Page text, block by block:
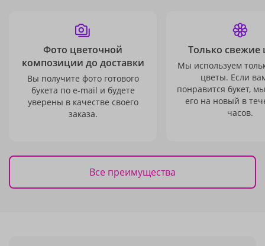
Фото цветочной
композиции до доставки
Вы получите фото готового
букета по e-mail и будете
уверены в качестве своего
заказа.
Только свежие
Мы используем
цветы. Если
понравится букет,
его на новый в
часов.
Все преимущества